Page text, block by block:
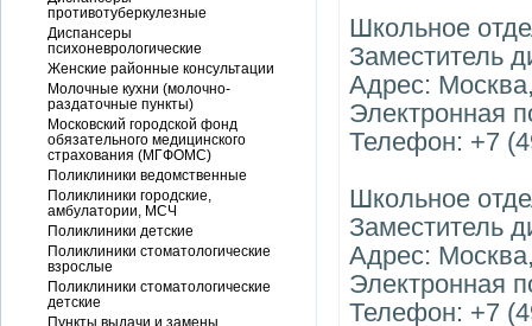
Школьное
Заместитель
Адрес:
Электронная
Телефон: +7
Школьное
Заместитель
Адрес:
Электронная
Телефон: +7
противотуберкулезные
Диспансеры
психоневрологические
Женские районные консультации
Молочные кухни (молочно-
раздаточные пункты)
Московский городской фонд
обязательного медицинского
страхования (МГФОМС)
Поликлиники ведомственные
Поликлиники городские,
амбулатории, МСЧ
Поликлиники детские
Поликлиники стоматологические
взрослые
Поликлиники стоматологические
детские
Пункты выдачи и замены